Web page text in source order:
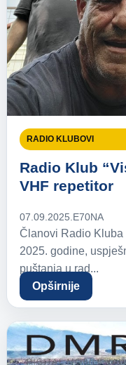
RADIO KLUBOVI
Radio Klub
VHF repetitor
07.09.2025. E70NA
Članovi Radio Kluba
2025. godine,
puštanja u rad...
Opširnije